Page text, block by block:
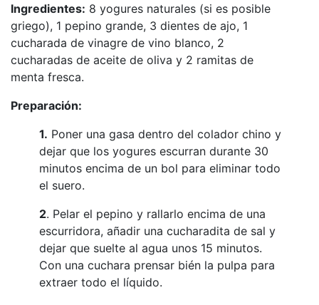
Ingredientes: 8 yogures naturales (si es posible
griego), 1 pepino grande, 3 dientes de ajo, 1
cucharada de vinagre de vino blanco, 2
cucharadas de aceite de oliva y 2 ramitas de
menta fresca.
Preparación:
1. Poner una gasa dentro del colador chino y
dejar que los yogures escurran durante 30
minutos encima de un bol para eliminar todo
el suero.
2. Pelar el pepino y rallarlo encima de una
escurridora, añadir una cucharadita de sal y
dejar que suelte al agua unos 15 minutos.
Con una cuchara prensar bién la pulpa para
extraer todo el líquido.